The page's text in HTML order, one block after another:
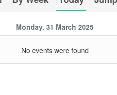
Monday, 31 March 2025
No events were found